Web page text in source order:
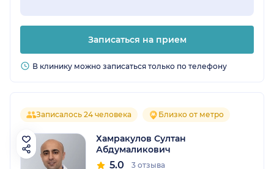
Записаться на прием
В клинику можно записаться только по телефону
Записалось 24 человека Близко от метро
Хамракулов Султан
Абдумаликович
5.0 3 отзыва